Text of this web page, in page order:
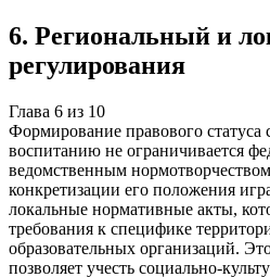
6. Региональный и
регулирования
Глава 6 из 10
Формирование правового статуса
воспитанию не ограничивается
ведомственным
конкретизации его положения
локальные нормативные акты,
требования к специфике
образовательных организаций.
позволяет учесть социально-